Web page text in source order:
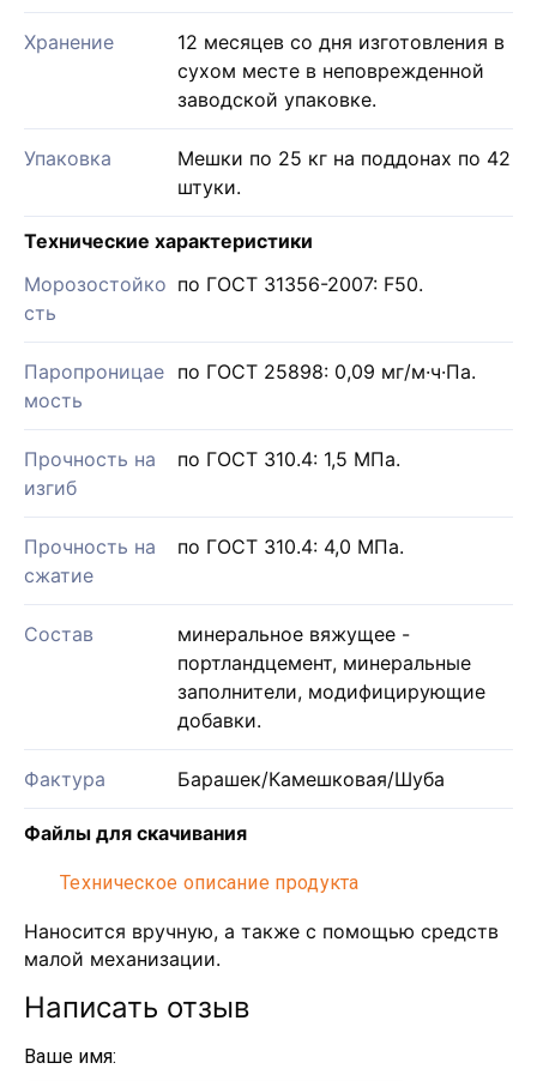
Хранение
12 месяцев со дня изготовления в
сухом месте в неповрежденной
заводской упаковке.
Упаковка
Мешки по 25 кг на поддонах по 42
штуки.
Технические характеристики
Морозостойко
сть
по ГОСТ 31356-2007: F50.
Паропроницае
мость
по ГОСТ 25898: 0,09 мг/м·ч·Па.
Прочность на
изгиб
по ГОСТ 310.4: 1,5 МПа.
Прочность на
сжатие
по ГОСТ 310.4: 4,0 МПа.
Состав
минеральное вяжущее -
портландцемент, минеральные
заполнители, модифицирующие
добавки.
Фактура Барашек/Камешковая/Шуба
Файлы для скачивания
Техническое описание продукта
Наносится вручную, а также с помощью средств
малой механизации.
Написать отзыв
Ваше имя: